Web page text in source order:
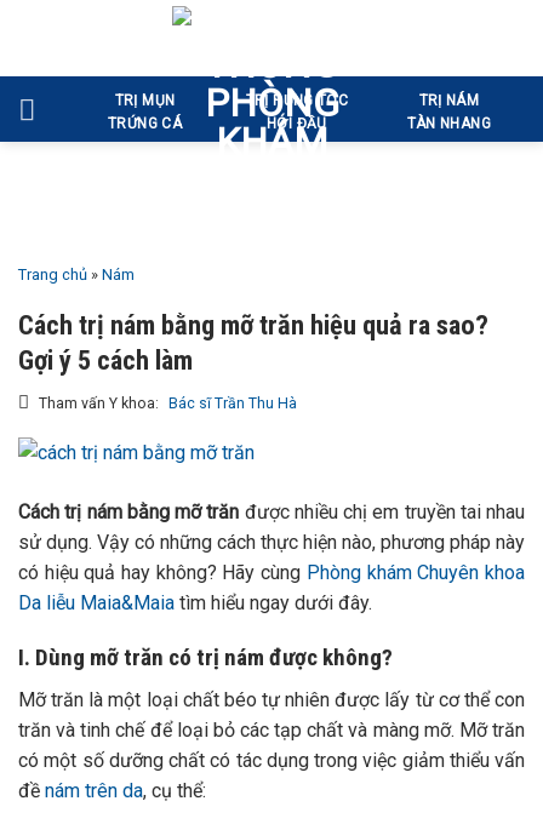
nội
dung
TRỊ MỤN
TRỨNG CÁ
TRỊ RỤNG TÓC
HÓI ĐẦU
TRỊ NÁM
TÀN NHANG
Trang chủ » Nám
Cách trị nám bằng mỡ trăn hiệu quả ra sao?
Gợi ý 5 cách làm
Tham vấn Y khoa: Bác sĩ Trần Thu Hà
Cách trị nám bằng mỡ trăn được nhiều chị em truyền tai nhau
sử dụng. Vậy có những cách thực hiện nào, phương pháp này
có hiệu quả hay không? Hãy cùng Phòng khám Chuyên khoa
Da liễu Maia&Maia tìm hiểu ngay dưới đây.
I. Dùng mỡ trăn có trị nám được không?
Mỡ trăn là một loại chất béo tự nhiên được lấy từ cơ thể con
trăn và tinh chế để loại bỏ các tạp chất và màng mỡ. Mỡ trăn
có một số dưỡng chất có tác dụng trong việc giảm thiểu vấn
đề nám trên da, cụ thể: